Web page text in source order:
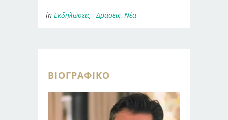
in Εκδηλώσεις - Δράσεις, Νέα
ΒΙΟΓΡΑΦΙΚΌ